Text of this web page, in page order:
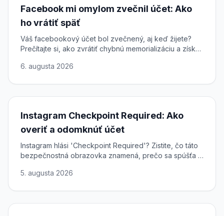
Facebook mi omylom zvečnil účet: Ako
ho vrátiť späť
Váš facebookový účet bol zvečnený, aj keď žijete?
Prečítajte si, ako zvrátiť chybnú memorializáciu a získať
6. augusta 2026
Instagram Checkpoint Required: Ako
overiť a odomknúť účet
Instagram hlási 'Checkpoint Required'? Zistite, čo táto
bezpečnostná obrazovka znamená, prečo sa spúšťa a
prístup.
5. augusta 2026